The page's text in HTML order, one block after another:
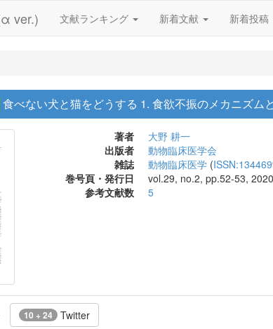
ver.) 文献ランキング 新着文献 新着投稿
食べない犬と猫をどうする 1. 食欲不振のメカニズム
著者
大野 耕一
出版者
動物臨床医学会
雑誌
動物臨床医学 (
巻号頁・発行日
vol.29, no.2, pp.52-53,
参考文献数
5
10 + 24 Twitter